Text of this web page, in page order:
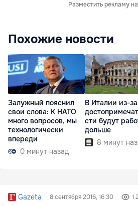
Разместить рекламу
Похожие новости
Залужный пояснил
свои слова: К НАТО
много вопросов, мы
технологически
впереди
0 минут назад
В Италии из-
сти будут
дольше
8 минут
Gazeta 8 сентября 2016, 16:30 1